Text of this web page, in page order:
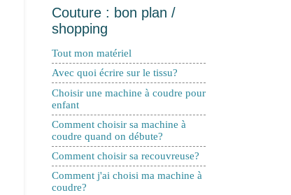
Couture : bon plan /
shopping
Tout mon matériel
Avec quoi écrire sur le tissu?
Choisir une machine à coudre pour
enfant
Comment choisir sa machine à
coudre quand on débute?
Comment choisir sa recouvreuse?
Comment j'ai choisi ma machine à
coudre?